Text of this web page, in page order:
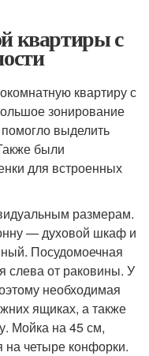
квартиры с
квартиру с
зонирование
выделить
были
для встроенных
размерам.
— духовой шкаф и
Посудомоечная
слева от раковины. У
необходимая
ящиках, а также
Мойка на 45 см,
на четыре конфорки.